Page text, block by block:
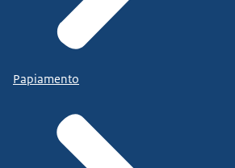
Papiamento